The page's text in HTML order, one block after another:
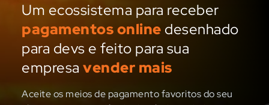
Um ecossistema para receber
pagamentos online desenhado
para devs e feito para sua
empresa vender mais
Aceite os meios de pagamento favoritos do seu